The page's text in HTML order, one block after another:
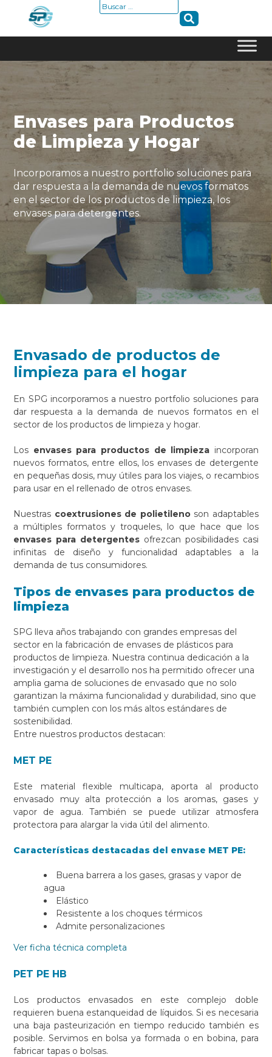
content
Buscar:
Envases para Productos
de Limpieza y Hogar
Incorporamos a nuestro portfolio soluciones para
dar respuesta a la demanda de nuevos formatos
en el sector de los productos de limpieza, los
envases para detergentes.
Envasado de productos de
limpieza para el hogar
En SPG incorporamos a nuestro portfolio soluciones para
dar respuesta a la demanda de nuevos formatos en el
sector de los productos de limpieza y hogar.
Los envases para productos de limpieza incorporan
nuevos formatos, entre ellos, los envases de detergente
en pequeñas dosis, muy útiles para los viajes, o recambios
para usar en el rellenado de otros envases.
Nuestras coextrusiones de polietilenoson adaptables
a múltiples formatos y troqueles, lo que hace que los
envases para detergentes ofrezcan posibilidades casi
infinitas de diseño y funcionalidad adaptables a la
demanda de tus consumidores.
Tipos de envases para productos de
limpieza
SPG lleva años trabajando con grandes empresas del
sector en la fabricación de envases de plásticos para
productos de limpieza. Nuestra continua dedicación a la
investigación y el desarrollo nos ha permitido ofrecer una
amplia gama de soluciones de envasado que no solo
garantizan la máxima funcionalidad y durabilidad, sino que
también cumplen con los más altos estándares de
sostenibilidad.
Entre nuestros productos destacan:
MET PE
Este material flexible multicapa, aporta al producto
envasado muy alta protección a los aromas, gases y
vapor de agua. También se puede utilizar atmosfera
protectora para alargar la vida útil del alimento.
Características destacadas del envase MET PE:
Buena barrera a los gases, grasas y vapor de
agua
Elástico
Resistente a los choques térmicos
Admite personalizaciones
Ver ficha técnica completa
PET PE HB
Los productos envasados en este complejo doble
requieren buena estanqueidad de líquidos. Si es necesaria
una baja pasteurización en tiempo reducido también es
posible. Servimos en bolsa ya formada o en bobina, para
fabricar tapas o bolsas.